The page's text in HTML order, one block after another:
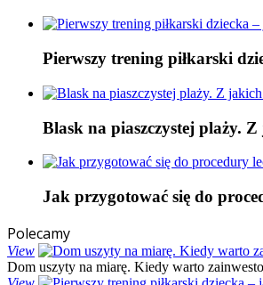
Pierwszy trening piłkarski
Blask na piaszczystej plaży.
Jak przygotować się do
Polecamy
View
Dom uszyty na miarę. Kiedy warto